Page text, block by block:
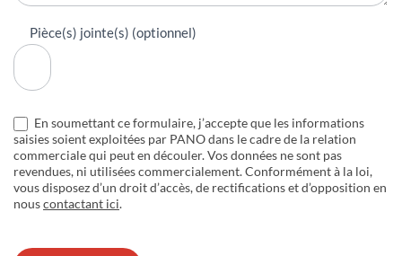
Pièce(s) jointe(s) (optionnel)
En soumettant ce formulaire, j’accepte que les informations
saisies soient exploitées par PANO dans le cadre de la relation
commerciale qui peut en découler. Vos données ne sont pas
revendues, ni utilisées commercialement. Conformément à la loi,
vous disposez d’un droit d’accès, de rectifications et d’opposition en
nouscontactant ici.